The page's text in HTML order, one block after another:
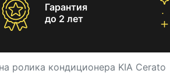
Гарантия
до 2 лет
ролика кондиционера KIA Cerato